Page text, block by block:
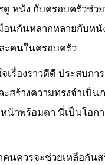
ดู หนัง กับครอบครัวช่
อนกันหลากหลายกับห
ะคนในครอบครัว
เรื่องราวดีดี ประสบก
สร้างความทรงจำเป็น
าพร้อมตา นี่เป็นโอก
นควรจะช่วยเหลือกันส